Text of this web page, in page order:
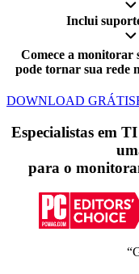
Inclui
Comece a monitorar
pode tornar sua rede
DOWNLOAD GRÁTIS
Especialistas em
para o